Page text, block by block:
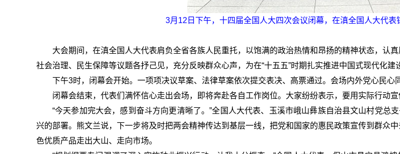
3月12日下午，十四届全国人大四次会议闭幕，在滇全国人大代
大会期间，在滇全国人大代表肩负全省各族人民重托，以饱满的政治热情和昂扬的精神状态，认
社会治理、民生保障等议题各抒己见，充分反映群众心声，为在“十五五”时期扎实推进中国式现代化建
下午3时，闭幕会开始。一项项决议草案、法律草案依次提交表决、高票通过。会场内外党心民心
闭幕会结束，代表们满怀信心走出会场，即将奔赴各自工作岗位。大家纷纷表示，要用实际行动宣
“今天参加完大会，感到奋斗方向更清晰了。”全国人大代表、玉溪市峨山彝族自治县文山村党总
兴的部署。熊文兰说，下一步将及时把两会精神传达到基层一线，把党和国家的惠民政策宣传到群众
色优质产品走出大山、走向市场。